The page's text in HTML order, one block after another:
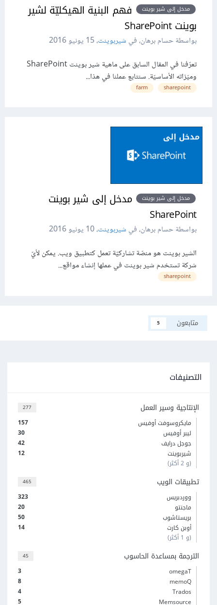
مدخل إلى شير بوينت
فهم البنية الهيكليّة لشير
بوينت SharePoint
بواسطة حسام برهان، في شيربوينت،15 يونيو 2016
تعرّفنا في المقال السابق على ماهية شير بوينت SharePoint
وميّزاته الأساسيّة. سنتابع عملنا في هذا...
sharepoint
farm
مدخل إلى شير بوينت
مدخل إلى شير بوينت
SharePoint
بواسطة حسام برهان، في شيربوينت،10 يونيو 2016
الشير بوينت هو منصّة تشاركيّة تعمل كتطبيق ويب. يمكن لأيّ
شركة تستخدم شير بوينت في عملها إنشاء مواقع...
sharepoint
متابعون 5
التصنيفات
277 الإنتاجية وسير العمل
157
مايكروسوفت أوفيس
30
ليبر أوفيس
42
جوجل درايف
12
شيربوينت
(و 2 أكثر)
465 تطبيقات الويب
323
ووردبريس
20
ماجنتو
50
بريستاشوب
14
أوبن كارت
(و 1 أكثر)
45 الترجمة بمساعدة الحاسوب
3
omegaT
8
memoQ
4
Trados
5
Memsource